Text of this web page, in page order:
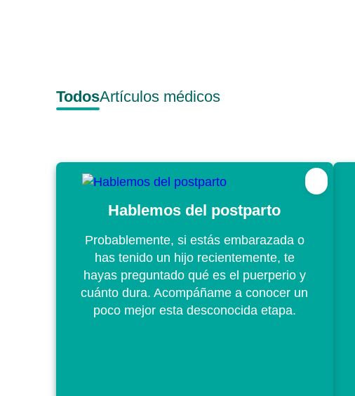
TodosArtículos médicos
Hablemos del postparto
Probablemente, si estás embarazada o
has tenido un hijo recientemente, te
hayas preguntado qué es el puerperio y
cuánto dura. Acompáñame a conocer un
poco mejor esta desconocida etapa.